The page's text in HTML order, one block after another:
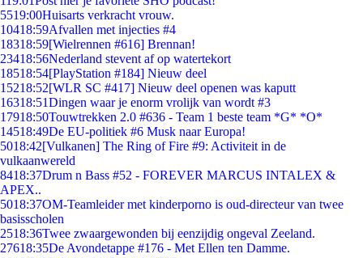
5519:00Huisarts verkracht vrouw.
10418:59Afvallen met injecties #4
18318:59[Wielrennen #616] Brennan!
23418:56Nederland stevent af op watertekort
18518:54[PlayStation #184] Nieuw deel
15218:52[WLR SC #417] Nieuw deel openen was kaputt
16318:51Dingen waar je enorm vrolijk van wordt #3
17918:50Touwtrekken 2.0 #636 - Team 1 beste team *G* *O*
14518:49De EU-politiek #6 Musk naar Europa!
5018:42[Vulkanen] The Ring of Fire #9: Activiteit in de
vulkaanwereld
8418:37Drum n Bass #52 - FOREVER MARCUS INTALEX &
APEX..
5018:37OM-Teamleider met kinderporno is oud-directeur van twee
basisscholen
2518:36Twee zwaargewonden bij eenzijdig ongeval Zeeland.
27618:35De Avondetappe #176 - Met Ellen ten Damme.